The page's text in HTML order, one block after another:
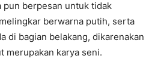
berpesan untuk tidak
berwarna putih, serta
di bagian belakang, dikarenakan
merupakan karya seni.